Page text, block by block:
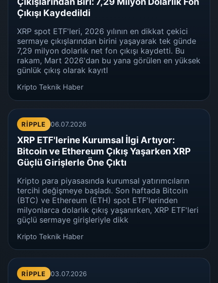
Çıkışı Kaydedildi
XRP spot ETF'leri, 2026 yılının en dikkat çekici
sermaye çıkışlarından birini yaşayarak tek günde
7,29 milyon dolarlık net fon çıkışı kaydetti. Bu
rakam, Mart 2026'dan bu yana görülen en yüksek
günlük çıkış olarak kayıtl
Kripto Teknik Haber
RIPPLE 06.07.2026
XRP ETF'lerine Kurumsal İlgi Artıyor:
Bitcoin ve Ethereum Çıkış Yaşarken XRP
Güçlü Girişlerle Öne Çıktı
Kripto para piyasasında kurumsal yatırımcıların
tercihi değişmeye başladı. Son haftada Bitcoin
(BTC) ve Ethereum (ETH) spot ETF'lerinden
milyonlarca dolarlık çıkış yaşanırken, XRP ETF'leri
güçlü sermaye girişleriyle dikk
Kripto Teknik Haber
RIPPLE 03.07.2026